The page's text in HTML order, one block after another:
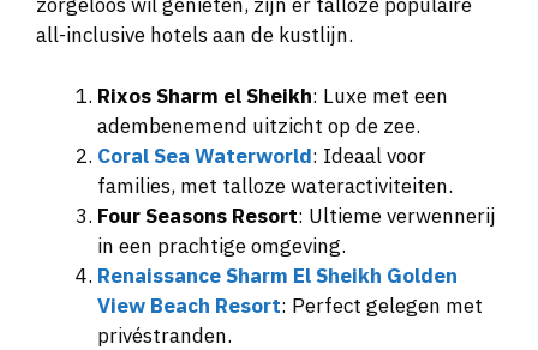
all-inclusive hotels aan de kustlijn.
Rixos Sharm el Sheikh: Luxe met een
adembenemend uitzicht op de zee.
Coral Sea Waterworld: Ideaal voor
families, met talloze wateractiviteiten.
Four Seasons Resort: Ultieme verwennerij
in een prachtige omgeving.
Renaissance Sharm El Sheikh Golden
View Beach Resort: Perfect gelegen met
privéstranden.